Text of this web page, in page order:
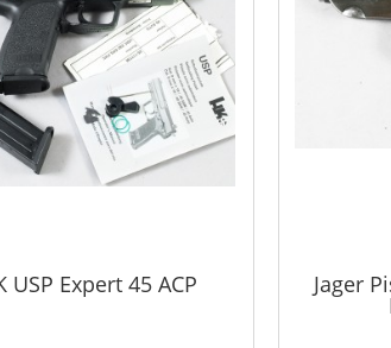
USP Expert 45 ACP Jager